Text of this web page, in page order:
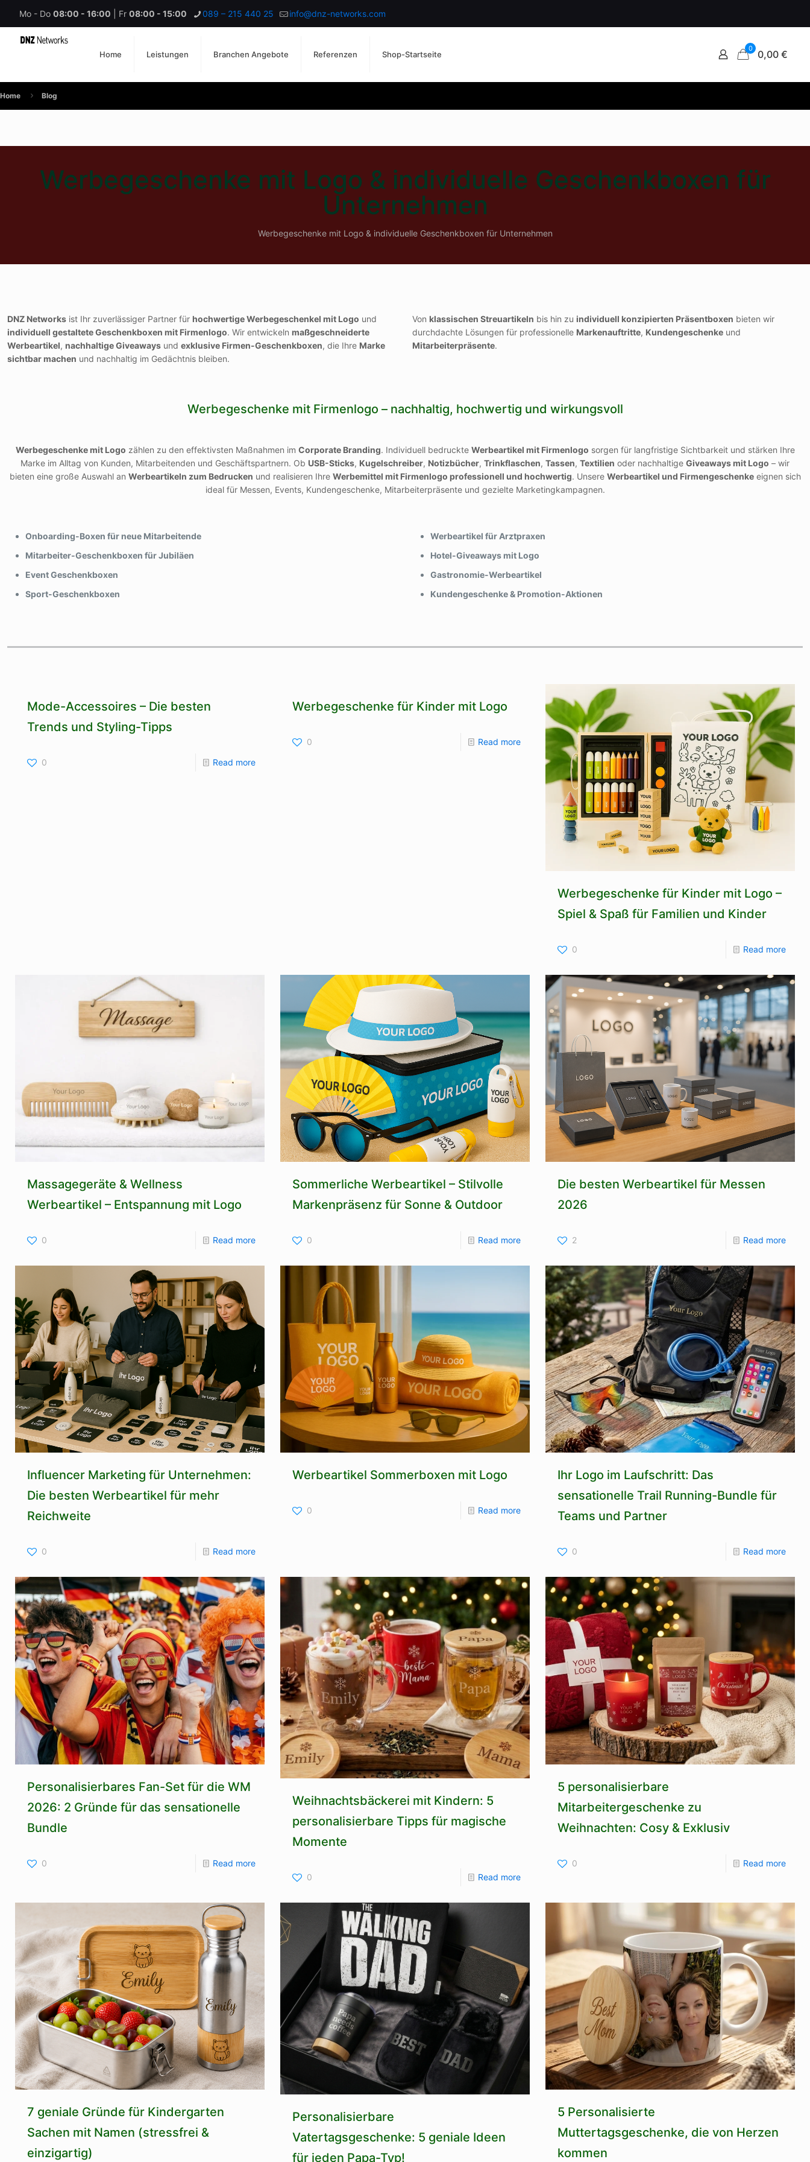
Mo - Do 08:00 - 16:00 | Fr 08:00 - 15:00 089 – 215 440 25 info@dnz-networks.com
Home Leistungen Branchen Angebote Referenzen Shop-Startseite
0 0,00 €
Home Blog
Werbegeschenke mit Logo & individuelle Geschenkboxen für
Unternehmen
Werbegeschenke mit Logo & individuelle Geschenkboxen für Unternehmen
DNZ Networks ist Ihr zuverlässiger Partner für hochwertige Werbegeschenkel mit Logo und
individuell gestaltete Geschenkboxen mit Firmenlogo. Wir entwickeln maßgeschneiderte
Werbeartikel, nachhaltige Giveaways und exklusive Firmen-Geschenkboxen, die Ihre Marke
sichtbar machen und nachhaltig im Gedächtnis bleiben.
Von klassischen Streuartikeln bis hin zu individuell konzipierten Präsentboxen bieten wir
durchdachte Lösungen für professionelle Markenauftritte, Kundengeschenke und
Mitarbeiterpräsente.
Werbegeschenke mit Firmenlogo – nachhaltig, hochwertig und wirkungsvoll
Werbegeschenke mit Logo zählen zu den effektivsten Maßnahmen im Corporate Branding. Individuell bedruckte Werbeartikel mit Firmenlogo sorgen für langfristige Sichtbarkeit und stärken Ihre
Marke im Alltag von Kunden, Mitarbeitenden und Geschäftspartnern. Ob USB-Sticks, Kugelschreiber, Notizbücher, Trinkflaschen, Tassen, Textilien oder nachhaltige Giveaways mit Logo – wir
bieten eine große Auswahl an Werbeartikeln zum Bedrucken und realisieren Ihre Werbemittel mit Firmenlogo professionell und hochwertig. Unsere Werbeartikel und Firmengeschenkeeignen sich
ideal für Messen, Events, Kundengeschenke, Mitarbeiterpräsente und gezielte Marketingkampagnen.
Onboarding-Boxen für neue Mitarbeitende
Mitarbeiter-Geschenkboxen für Jubiläen
Event Geschenkboxen
Sport-Geschenkboxen
Werbeartikel für Arztpraxen
Hotel-Giveaways mit Logo
Gastronomie-Werbeartikel
Kundengeschenke & Promotion-Aktionen
Mode-Accessoires – Die besten
Trends und Styling-Tipps
0 Read more
Werbegeschenke für Kinder mit Logo
0 Read more
Werbegeschenke für Kinder mit Logo –
Spiel & Spaß für Familien und Kinder
0 Read more
Massagegeräte & Wellness
Werbeartikel – Entspannung mit Logo
0 Read more
Sommerliche Werbeartikel – Stilvolle
Markenpräsenz für Sonne & Outdoor
0 Read more
Die besten Werbeartikel für Messen
2026
2 Read more
Influencer Marketing für Unternehmen:
Die besten Werbeartikel für mehr
Reichweite
0 Read more
Werbeartikel Sommerboxen mit Logo
0 Read more
Ihr Logo im Laufschritt: Das
sensationelle Trail Running-Bundle für
Teams und Partner
0 Read more
Personalisierbares Fan-Set für die WM
2026: 2 Gründe für das sensationelle
Bundle
0 Read more
Weihnachtsbäckerei mit Kindern: 5
personalisierbare Tipps für magische
Momente
0 Read more
5 personalisierbare
Mitarbeitergeschenke zu
Weihnachten: Cosy & Exklusiv
0 Read more
7 geniale Gründe für Kindergarten
Sachen mit Namen (stressfrei &
einzigartig)
Personalisierbare
Vatertagsgeschenke: 5 geniale Ideen
für jeden Papa-Typ!
5 Personalisierte
Muttertagsgeschenke, die von Herzen
kommen